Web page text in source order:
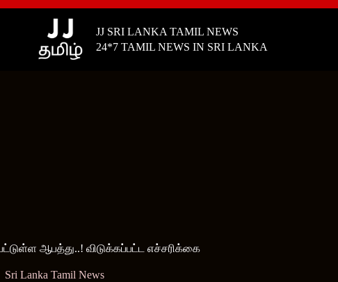
JJ SRI LANKA TAMIL NEWS
24*7 TAMIL NEWS IN SRI LANKA
ஆபத்து..! விடுக்கப்பட்ட எச்சரிக்கை
Sri Lanka Tamil News